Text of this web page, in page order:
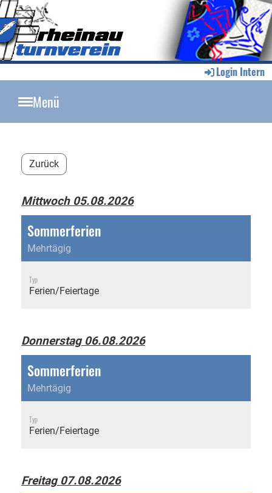
Login Intern
Menü
Zurück
Mittwoch 05.08.2026
Sommerferien
Mehrtägig
Typ
Ferien/Feiertage
Donnerstag 06.08.2026
Sommerferien
Mehrtägig
Typ
Ferien/Feiertage
Freitag 07.08.2026